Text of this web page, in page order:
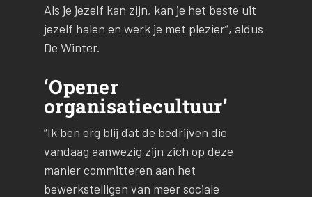
Als je jezelf kan zijn, kan je het beste uit
jezelf halen en werk je met plezier”, aldus
De Winter.
‘Opener
organisatiecultuur’
“Ik ben erg blij dat de bedrijven die
vandaag aanwezig zijn zich op deze
manier committeren aan het
bewerkstelligen van meer sociale